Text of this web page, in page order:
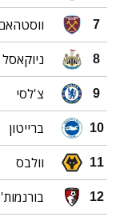
7
8 ניוקאסל
9 צ'לסי
10 ברייטון
11 וולבס
12 בורנמות'